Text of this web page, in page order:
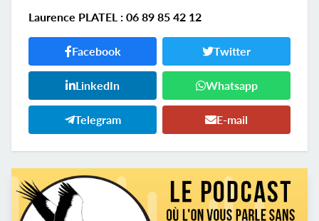
Laurence PLATEL : 06 89 85 42 12
Facebook Twitter
LinkedIn Whatsapp
Telegram E-mail